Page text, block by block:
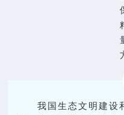
我国生态文明建设